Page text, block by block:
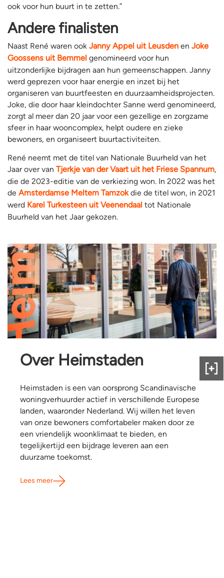
ook voor hun buurt in te zetten.”
Andere finalisten
Naast René waren ook Janny Appel uit Leusden en Joke
Goossens uit Bemmel genomineerd voor hun
uitzonderlijke bijdragen aan hun gemeenschappen. Janny
werd geprezen voor haar energie en inzet bij het
organiseren van buurtfeesten en duurzaamheidsprojecten.
Joke, die door haar kleindochter Sanne werd genomineerd,
zorgt al meer dan 20 jaar voor een gezellige en zorgzame
sfeer in haar wooncomplex, helpt oudere en zieke
bewoners, en organiseert buurtactiviteiten.
René neemt met de titel van Nationale Buurheld van het
Jaar over van Tjerkje van der Vaart uit het Friese Spannum,
die de 2023-editie van de verkiezing won. In 2022 was het
de Amsterdamse Meltem Tamzokdie de titel won, in 2021
werd Karel Turkesteen uit Veenendaal tot Nationale
Buurheld van het Jaar gekozen.
Over Heimstaden
Heimstaden is een van oorsprong Scandinavische
woningverhuurder actief in verschillende Europese
landen, waaronder Nederland. Wij willen het leven
van onze bewoners comfortabeler maken door ze
een vriendelijk woonklimaat te bieden, en
tegelijkertijd een bijdrage leveren aan een
duurzame toekomst.
Lees meer